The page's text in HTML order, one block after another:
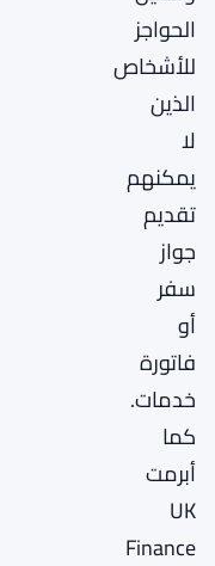
الحواجز
للأشخاص
الذين
لا
يمكنهم
تقديم
جواز
سفر
أو
فاتورة
خدمات.
كما
أبرمت
UK
Finance